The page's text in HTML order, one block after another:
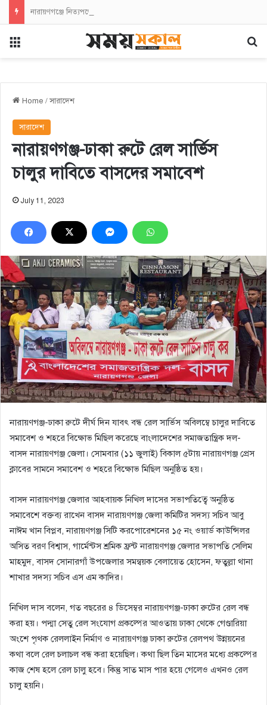
Home /সারাদেশ
সারাদেশ
নারায়ণগঞ্জ-ঢাকা রুটে রেল সার্ভিস
চালুর দাবিতে বাসদের সমাবেশ
July 11, 2023
নারায়ণগঞ্জ-ঢাকা রুটে দীর্ঘ দিন যাবৎ বন্ধ রেল সার্ভিস অবিলম্বে চালুর দাবিতে
সমাবেশ ও শহরে বিক্ষোভ মিছিল করেছে বাংলাদেশের সমাজতান্ত্রিক দল-
বাসদ নারায়ণগঞ্জ জেলা। সোমবার (১১ জুলাই) বিকাল ৫টায় নারায়ণগঞ্জ প্রেস
ক্লাবের সামনে সমাবেশ ও শহরে বিক্ষোভ মিছিল অনুষ্ঠিত হয়।
বাসদ নারায়ণগঞ্জ জেলার আহবায়ক নিখিল দাসের সভাপতিত্বে অনুষ্ঠিত
সমাবেশে বক্তব্য রাখেন বাসদ নারায়ণগঞ্জ জেলা কমিটির সদস্য সচিব আবু
নাঈম খান বিপ্লব, নারায়ণগঞ্জ সিটি করপোরেশনের ১৫ নং ওয়ার্ড কাউন্সিলর
অসিত বরণ বিশ্বাস, গার্মেন্টস শ্রমিক ফ্রন্ট নারায়ণগঞ্জ জেলার সভাপতি সেলিম
মাহমুদ, বাসদ সোনারগাঁ উপজেলার সমন্বয়ক বেলায়েত হোসেন, ফতুল্লা থানা
শাখার সদস্য সচিব এস এম কাদির।
নিখিল দাস বলেন, গত বছরের ৪ ডিসেম্বর নারায়ণগঞ্জ-ঢাকা রুটের রেল বন্ধ
করা হয়। পদ্মা সেতু রেল সংযোগ প্রকল্পের আওতায় ঢাকা থেকে গেণ্ডারিয়া
অংশে পৃথক রেললাইন নির্মাণ ও নারায়ণগঞ্জ ঢাকা রুটের রেলপথ উন্নয়নের
কথা বলে রেল চলাচল বন্ধ করা হয়েছিল। কথা ছিল তিন মাসের মধ্যে প্রকল্পের
কাজ শেষ হলে রেল চালু হবে। কিন্তু সাত মাস পার হয়ে গেলেও এখনও রেল
চালু হয়নি।